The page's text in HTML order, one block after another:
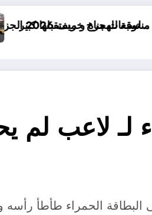
كبير “منريد الخبز
لاعب لم
البطاقة الحمراء طأطأ